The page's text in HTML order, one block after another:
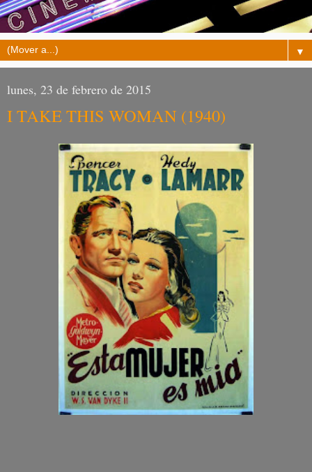
▼
lunes, 23 de febrero de 2015
I TAKE THIS WOMAN (1940)